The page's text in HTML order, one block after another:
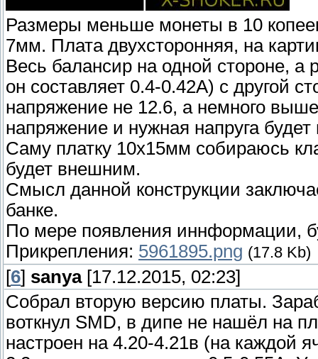
Размеры меньше монеты в 10
7мм. Плата двухсторонняя, на
Весь балансир на одной стороне, а
он составляет 0.4-0.42А) с другой
напряжение не 12.6, а немного
напряжение и нужная напруга
Саму платку 10х15мм собираюсь
будет внешним.
Смысл данной конструкции
банке.
По мере появления иннформации,
Прикрепления: 5961895.png (17.8 Kb)
[6] sanya[17.12.2015, 02:23]
Собрал вторую версию платы.
воткнул SMD, в дипе не нашёл на
настроен на 4.20-4.21в (на каждой